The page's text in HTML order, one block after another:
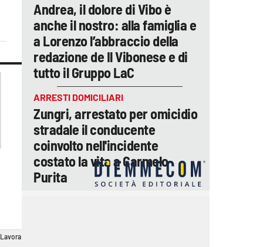
Andrea, il dolore di Vibo è
anche il nostro: alla famiglia e
a Lorenzo l’abbraccio della
redazione de Il Vibonese e di
tutto il Gruppo LaC
ARRESTI DOMICILIARI
Zungri, arrestato per omicidio
stradale il conducente
coinvolto nell'incidente
costato la vita a Carmelo
Purita
lacplay.it
lactv.it
laconair.it
lacitymag.it
lacapitalenews.it
cosenzachannel.it
catanzarochannel.it
Lavora con noi